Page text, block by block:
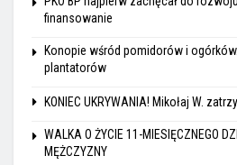
finansowanie
Konopie wśród pomidorów i
plantatorów
KONIEC UKRYWANIA! Mikołaj W.
WALKA O ŻYCIE 11-MIESIĘCZNEGO
MĘŻCZYZNY